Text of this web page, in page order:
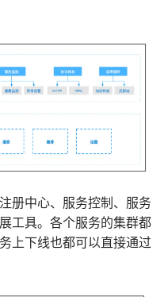
册中心、服务控制、服务
工具。各个服务的集群都
上下线也都可以直接通过